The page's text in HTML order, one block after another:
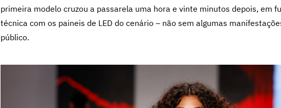
primeira modelo cruzou a passarela uma hora e vinte minutos depois, em
técnica com os paineis de LED do cenário – não sem algumas
público.